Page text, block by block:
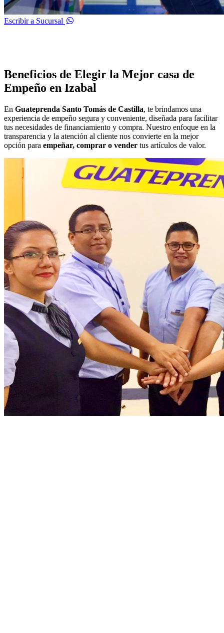
Escribir a Sucursal
Beneficios de Elegir la Mejor casa de
Empeño en Izabal
En Guateprenda Santo Tomás de Castilla, te brindamos una
experiencia de empeño segura y conveniente, diseñada para facilitar
tus necesidades de financiamiento y compra. Nuestro enfoque en la
transparencia y la atención al cliente nos convierte en la mejor
opción para empeñar, comprar o vender tus artículos de valor.